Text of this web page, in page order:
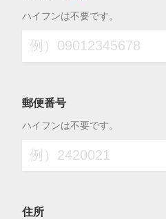
ハイフンは不要です。
郵便番号
ハイフンは不要です。
住所